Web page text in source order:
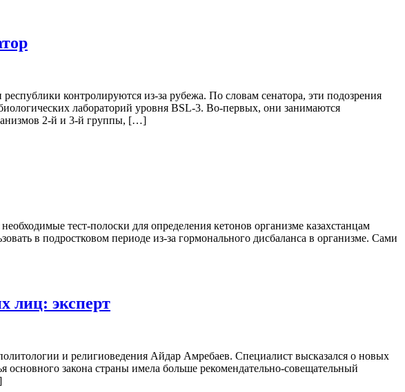
контролируются из-за рубежа. По словам сенатора, эти подозрения
лабораторий уровня BSL-3. Во-первых, они занимаются
2-й и 3-й группы, […]
тест-полоски для определения кетонов организме казахстанцам
в подростковом периоде из-за гормонального дисбаланса в организме. Сами
лиц: эксперт
и религиоведения Айдар Амребаев. Специалист высказался о новых
основного закона страны имела больше рекомендательно-совещательный